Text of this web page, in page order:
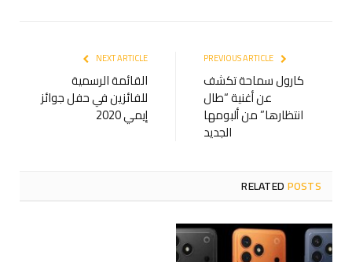
كارول سماحة تكشف
عن أغنية “طال
انتظارها” من ألبومها
الجديد
NEXT ARTICLE
القائمة الرسمية
للفائزين في حفل جوائز
إيمي 2020
RELATEDPOSTS